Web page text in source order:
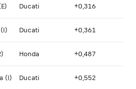
Ducati +0,316
Ducati +0,361
Honda +0,487
(I) Ducati +0,552